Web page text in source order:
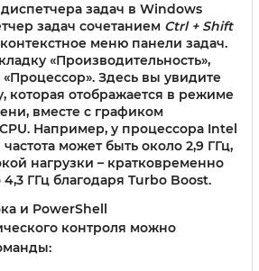
задач в Windows
задач сочетанием Ctrl + Shift
меню панели задач.
«Производительность»,
Здесь вы увидите
которая отображается в режиме
вместе с графиком
Например, у процессора Intel
частота может быть около 2,9 ГГц,
нагрузки – кратковременно
ГГц благодаря Turbo Boost.
и PowerShell
контроля можно